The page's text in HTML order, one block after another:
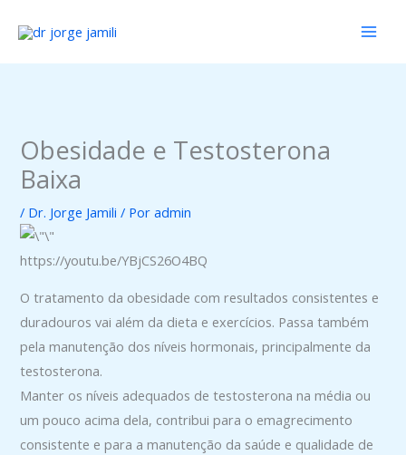
para
o
Obesidade e Testosterona
Baixa
/ Dr. Jorge Jamili / Poradmin
https://youtu.be/YBjCS26O4BQ
O tratamento da obesidade com resultados consistentes e
duradouros vai além da dieta e exercícios. Passa também
pela manutenção dos níveis hormonais, principalmente da
testosterona.
Manter os níveis adequados de testosterona na média ou
um pouco acima dela, contribui para o emagrecimento
consistente e para a manutenção da saúde e qualidade de